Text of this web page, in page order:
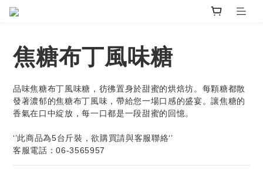
焦糖布丁風味糖
品味焦糖布丁風味糖，彷彿置身於甜蜜的烘焙坊。每顆糖都散
發著濃郁的焦糖布丁風味，帶給您一場口感的盛宴。讓焦糖的
香氣在口中綻放，每一口都是一段甜蜜的回憶。
‘’此商品為5台斤裝，欲購買請與客服聯絡‘’
客服電話：06-3565957